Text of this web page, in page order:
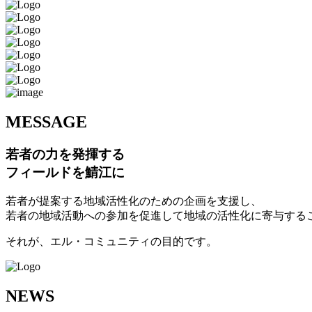
MESSAGE
若者の力を発揮する
フィールドを鯖江に
若者が提案する地域活性化のための企画を支援し、
若者の地域活動への参加を促進して地域の活性化に寄与する
それが、エル・コミュニティの目的です。
NEWS